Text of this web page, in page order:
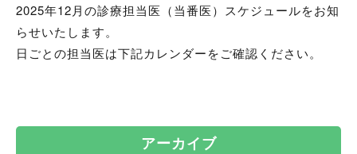
2025年12月の診療担当医（当番医）スケジュールをお知
らせいたします。
日ごとの担当医は下記カレンダーをご確認ください。
アーカイブ